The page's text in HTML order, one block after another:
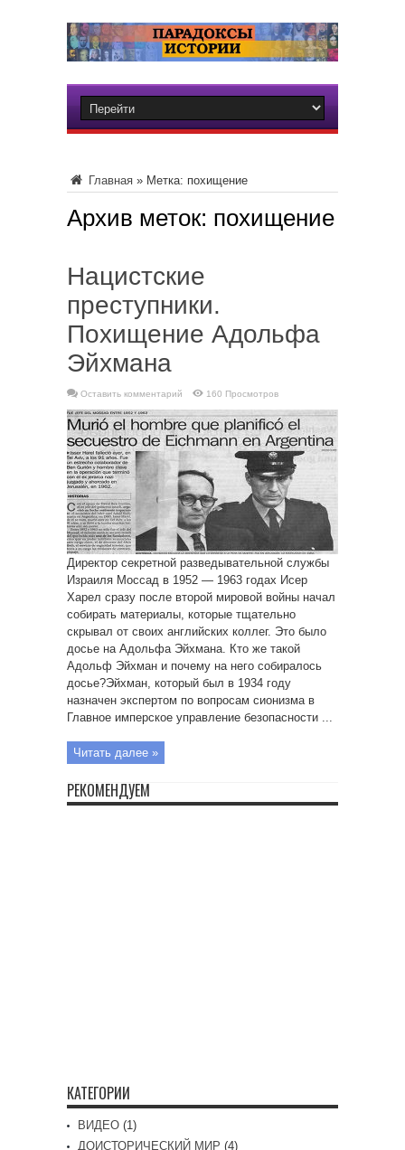
Главная » Метка: похищение
Архив меток: похищение
Нацистские
преступники.
Похищение Адольфа
Эйхмана
Оставить комментарий 160 Просмотров
Директор секретной разведывательной службы
Израиля Моссад в 1952 — 1963 годах Исер
Харел сразу после второй мировой войны начал
собирать материалы, которые тщательно
скрывал от своих английских коллег. Это было
досье на Адольфа Эйхмана. Кто же такой
Адольф Эйхман и почему на него собиралось
досье?Эйхман, который был в 1934 году
назначен экспертом по вопросам сионизма в
Главное имперское управление безопасности ...
Читать далее »
РЕКОМЕНДУЕМ
КАТЕГОРИИ
ВИДЕО (1)
ДОИСТОРИЧЕСКИЙ МИР (4)